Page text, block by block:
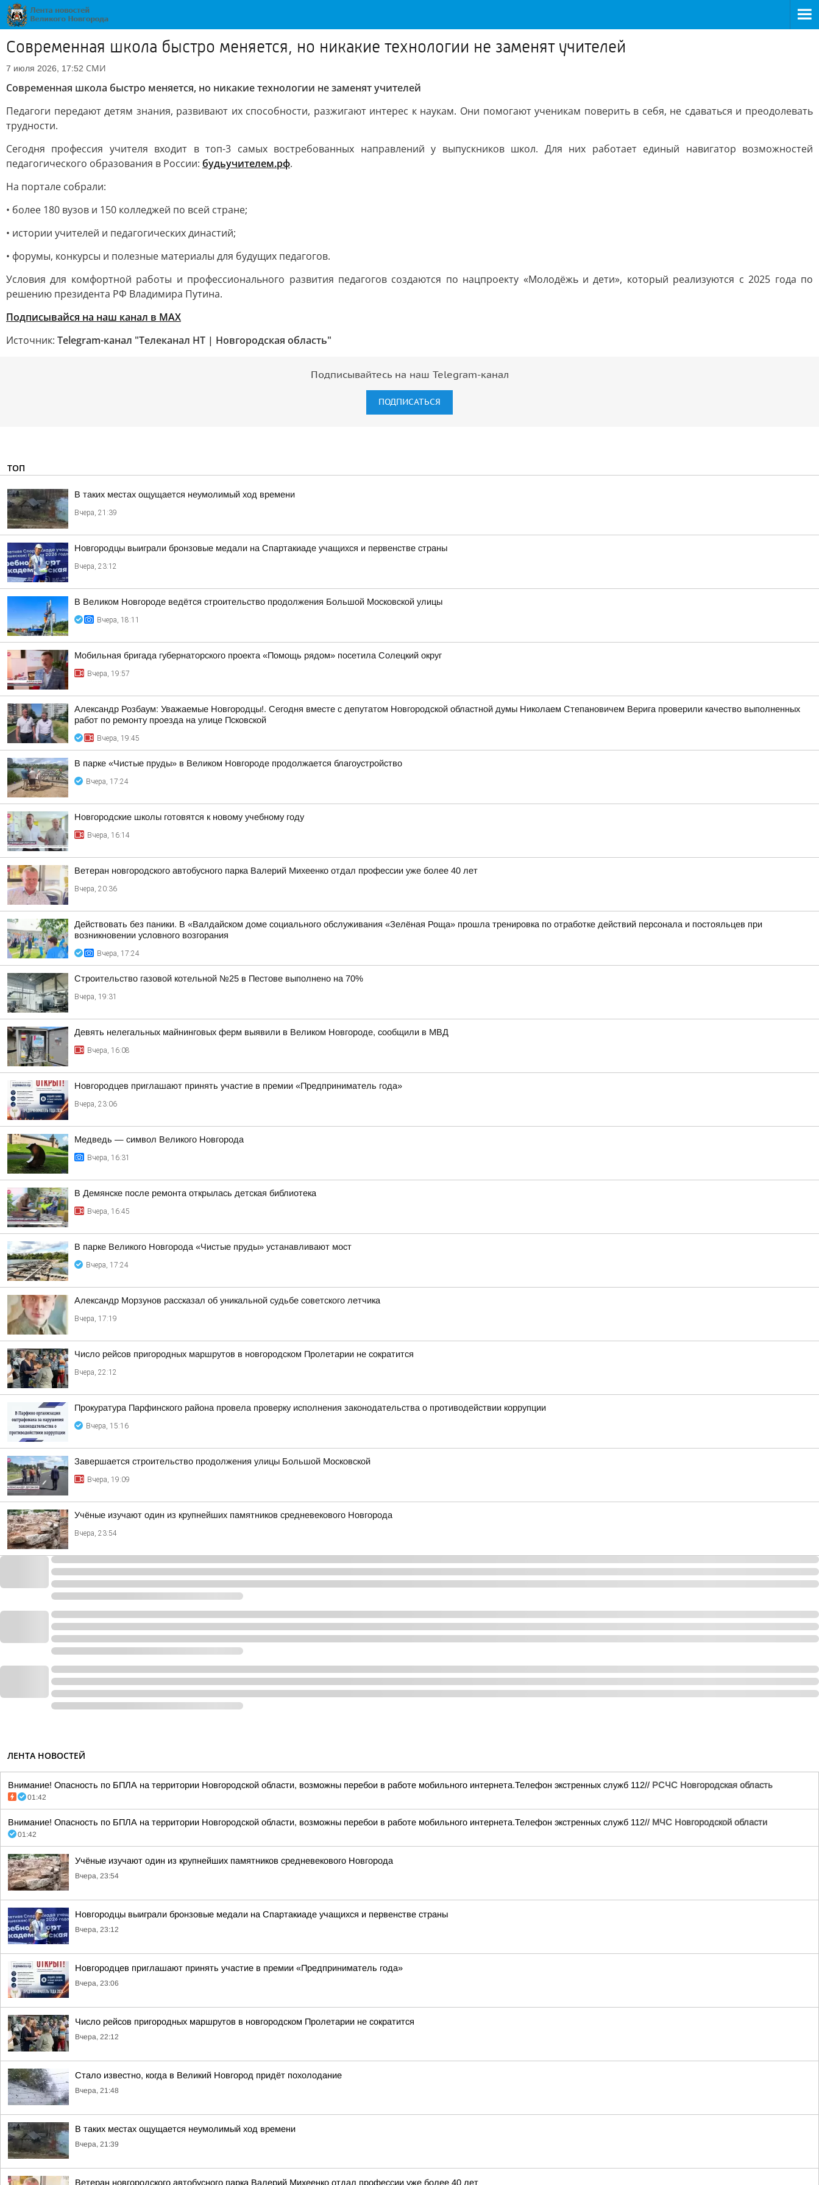
Современная школа быстро меняется, но никакие технологии не заменят учителей
7 июля 2026, 17:52 СМИ
Современная школа быстро меняется, но никакие технологии не заменят учителей
Педагоги передают детям знания, развивают их способности, разжигают интерес к наукам. Они помогают ученикам поверить в себя, не сдаваться и преодолевать
трудности.
Сегодня профессия учителя входит в топ-3 самых востребованных направлений у выпускников школ. Для них работает единый навигатор возможностей
педагогического образования в России: будьучителем.рф.
На портале собрали:
• более 180 вузов и 150 колледжей по всей стране;
• истории учителей и педагогических династий;
• форумы, конкурсы и полезные материалы для будущих педагогов.
Условия для комфортной работы и профессионального развития педагогов создаются по нацпроекту «Молодёжь и дети», который реализуются с 2025 года по
решению президента РФ Владимира Путина.
Подписывайся на наш канал в MAX
Источник: Telegram-канал "Телеканал НТ | Новгородская область"
Подписывайтесь на наш Telegram-канал
ПОДПИСАТЬСЯ
ТОП
В таких местах ощущается неумолимый ход времени
Вчера, 21:39
Новгородцы выиграли бронзовые медали на Спартакиаде учащихся и первенстве страны
Вчера, 23:12
В Великом Новгороде ведётся строительство продолжения Большой Московской улицы
Вчера, 18:11
Мобильная бригада губернаторского проекта «Помощь рядом» посетила Солецкий округ
Вчера, 19:57
Александр Розбаум: Уважаемые Новгородцы!. Сегодня вместе с депутатом Новгородской областной думы Николаем Степановичем Верига проверили качество выполненных
работ по ремонту проезда на улице Псковской
Вчера, 19:45
В парке «Чистые пруды» в Великом Новгороде продолжается благоустройство
Вчера, 17:24
Новгородские школы готовятся к новому учебному году
Вчера, 16:14
Ветеран новгородского автобусного парка Валерий Михеенко отдал профессии уже более 40 лет
Вчера, 20:36
Действовать без паники. В «Валдайском доме социального обслуживания «Зелёная Роща» прошла тренировка по отработке действий персонала и постояльцев при
возникновении условного возгорания
Вчера, 17:24
Строительство газовой котельной №25 в Пестове выполнено на 70%
Вчера, 19:31
Девять нелегальных майнинговых ферм выявили в Великом Новгороде, сообщили в МВД
Вчера, 16:08
Новгородцев приглашают принять участие в премии «Предприниматель года»
Вчера, 23:06
Медведь — символ Великого Новгорода
Вчера, 16:31
В Демянске после ремонта открылась детская библиотека
Вчера, 16:45
В парке Великого Новгорода «Чистые пруды» устанавливают мост
Вчера, 17:24
Александр Морзунов рассказал об уникальной судьбе советского летчика
Вчера, 17:19
Число рейсов пригородных маршрутов в новгородском Пролетарии не сократится
Вчера, 22:12
Прокуратура Парфинского района провела проверку исполнения законодательства о противодействии коррупции
Вчера, 15:16
Завершается строительство продолжения улицы Большой Московской
Вчера, 19:09
Учёные изучают один из крупнейших памятников средневекового Новгорода
Вчера, 23:54
ЛЕНТА НОВОСТЕЙ
Внимание! Опасность по БПЛА на территории Новгородской области, возможны перебои в работе мобильного интернета.Телефон экстренных служб 112// РСЧС Новгородская область
01:42
Внимание! Опасность по БПЛА на территории Новгородской области, возможны перебои в работе мобильного интернета.Телефон экстренных служб 112// МЧС Новгородской области
01:42
Учёные изучают один из крупнейших памятников средневекового Новгорода
Вчера, 23:54
Новгородцы выиграли бронзовые медали на Спартакиаде учащихся и первенстве страны
Вчера, 23:12
Новгородцев приглашают принять участие в премии «Предприниматель года»
Вчера, 23:06
Число рейсов пригородных маршрутов в новгородском Пролетарии не сократится
Вчера, 22:12
Стало известно, когда в Великий Новгород придёт похолодание
Вчера, 21:48
В таких местах ощущается неумолимый ход времени
Вчера, 21:39
Ветеран новгородского автобусного парка Валерий Михеенко отдал профессии уже более 40 лет